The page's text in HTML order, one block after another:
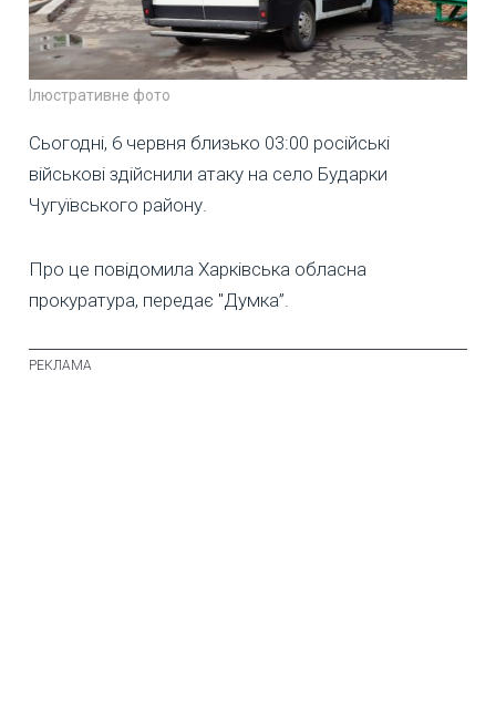
Ілюстративне фото
Сьогодні, 6 червня близько 03:00 російські
військові здійснили атаку на село Бударки
Чугуївського району.
Про це повідомила Харківська обласна
прокуратура, передає "Думка”.